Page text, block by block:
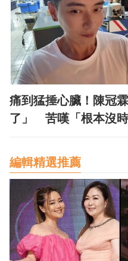
痛到猛捶心臟！陳冠
了」 苦嘆「根本沒
編輯精選推薦